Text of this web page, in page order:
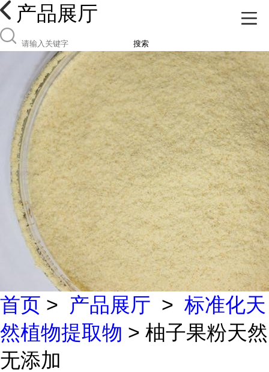
产品展厅
搜索
首页 > 产品展厅 > 标准化天
然植物提取物 > 柚子果粉天然
无添加